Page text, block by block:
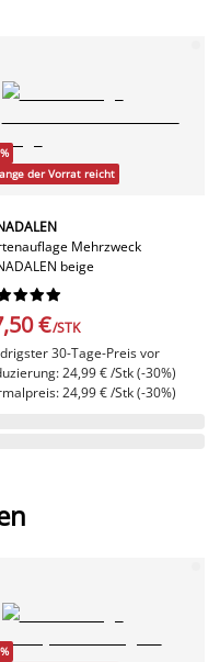
der Vorrat reicht
Mehrzweck
beige




€/STK
30-Tage-Preis vor
24,99 € /Stk (-30%)
24,99 € /Stk (-30%)